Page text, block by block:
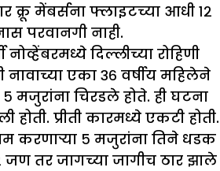
क्रू मेंबर्सना फ्लाइटच्या आधी १२
परवानगी नाही.
नोव्हेंबरमध्ये दिल्लीच्या रोहिणी
नावाच्या एका ३६ वर्षीय महिलेने
मजुरांना चिरडले होते. ही घटना
होती. प्रीती कारमध्ये एकटी होती.
करणाऱ्या ५ मजुरांना तिने धडक
जण तर जागच्या जागीच ठार झाले